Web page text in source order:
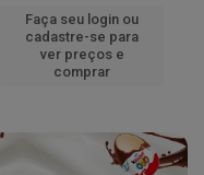
Faça seu login ou
cadastre-se para
ver preços e
comprar